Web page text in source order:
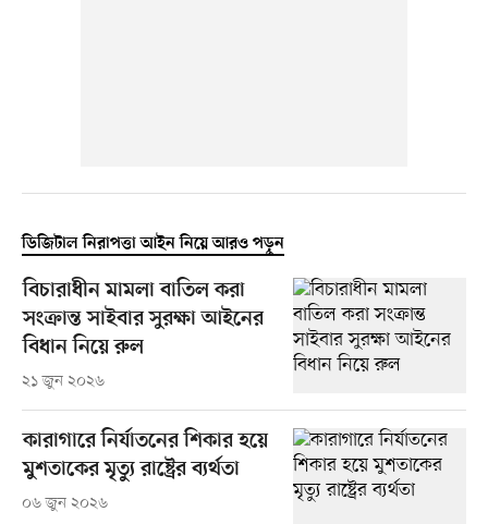
ডিজিটাল নিরাপত্তা আইন নিয়ে আরও পড়ুন
বিচারাধীন মামলা বাতিল করা
সংক্রান্ত সাইবার সুরক্ষা আইনের
বিধান নিয়ে রুল
২১ জুন ২০২৬
কারাগারে নির্যাতনের শিকার হয়ে
মুশতাকের মৃত্যু রাষ্ট্রের ব্যর্থতা
০৬ জুন ২০২৬